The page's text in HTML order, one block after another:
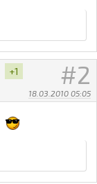
2
18.03.2010 05:05
+1